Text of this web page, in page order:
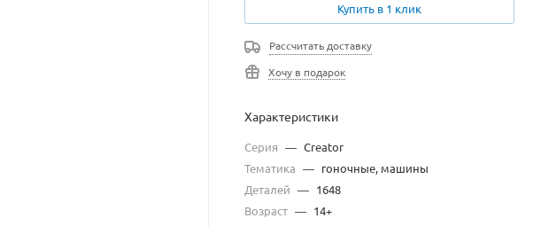
Купить в 1 клик
Рассчитать доставку
Хочу в подарок
Характеристики
Серия — Creator
Тематика — гоночные, машины
Деталей — 1648
Возраст — 14+